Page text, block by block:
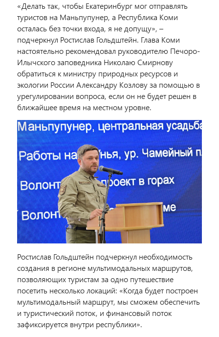
«Делать так, чтобы Екатеринбург мог отправлять
туристов на Маньпупунер, а Республика Коми
осталась без точки входа, я не допущу», –
подчеркнул Ростислав Гольдштейн. Глава Коми
настоятельно рекомендовал руководителю Печоро-
Илычского заповедника Николаю Смирнову
обратиться к министру природных ресурсов и
экологии России Александру Козлову за помощью в
урегулировании вопроса, если он не будет решен в
ближайшее время на местном уровне.
Ростислав Гольдштейн подчеркнул необходимость
создания в регионе мультимодальных маршрутов,
позволяющих туристам за одно путешествие
посетить несколько локаций: «Когда будет построен
мультимодальный маршрут, мы сможем обеспечить
и туристический поток, и финансовый поток
зафиксируется внутри республики».